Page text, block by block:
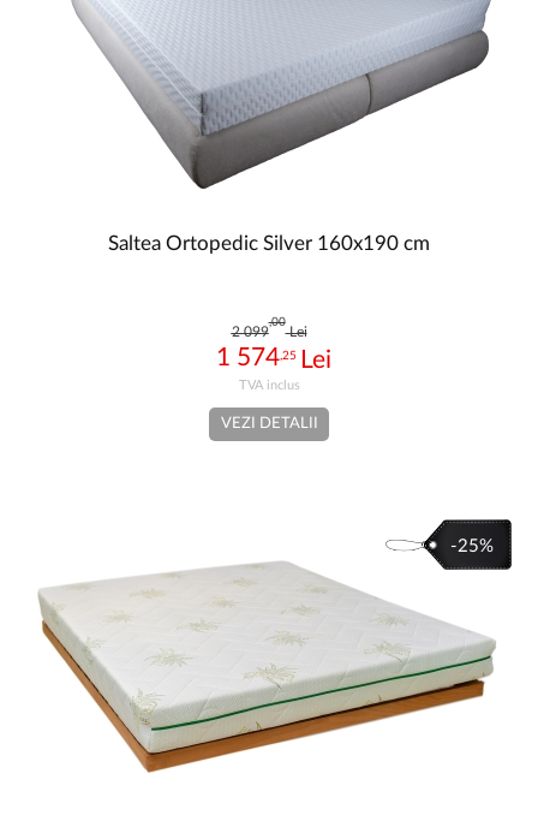
Saltea Ortopedic Silver 160x190 cm
2 099
,00
Lei
1 574,25
VEZI DETALII
-25%